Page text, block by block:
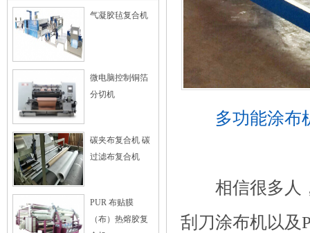
气凝胶毡复合机
微电脑控制铜箔
分切机
碳夹布复合机 碳
过滤布复合机
PUR 布贴膜
（布）热熔胶复
多功能涂布
相信很多人，
刮刀涂布机以及